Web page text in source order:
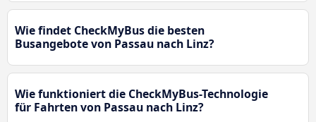
Wie findet CheckMyBus die besten
Busangebote von Passau nach Linz?
Wie funktioniert die CheckMyBus-Technologie
für Fahrten von Passau nach Linz?